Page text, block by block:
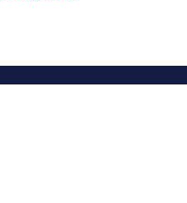
Sitesi ©2026